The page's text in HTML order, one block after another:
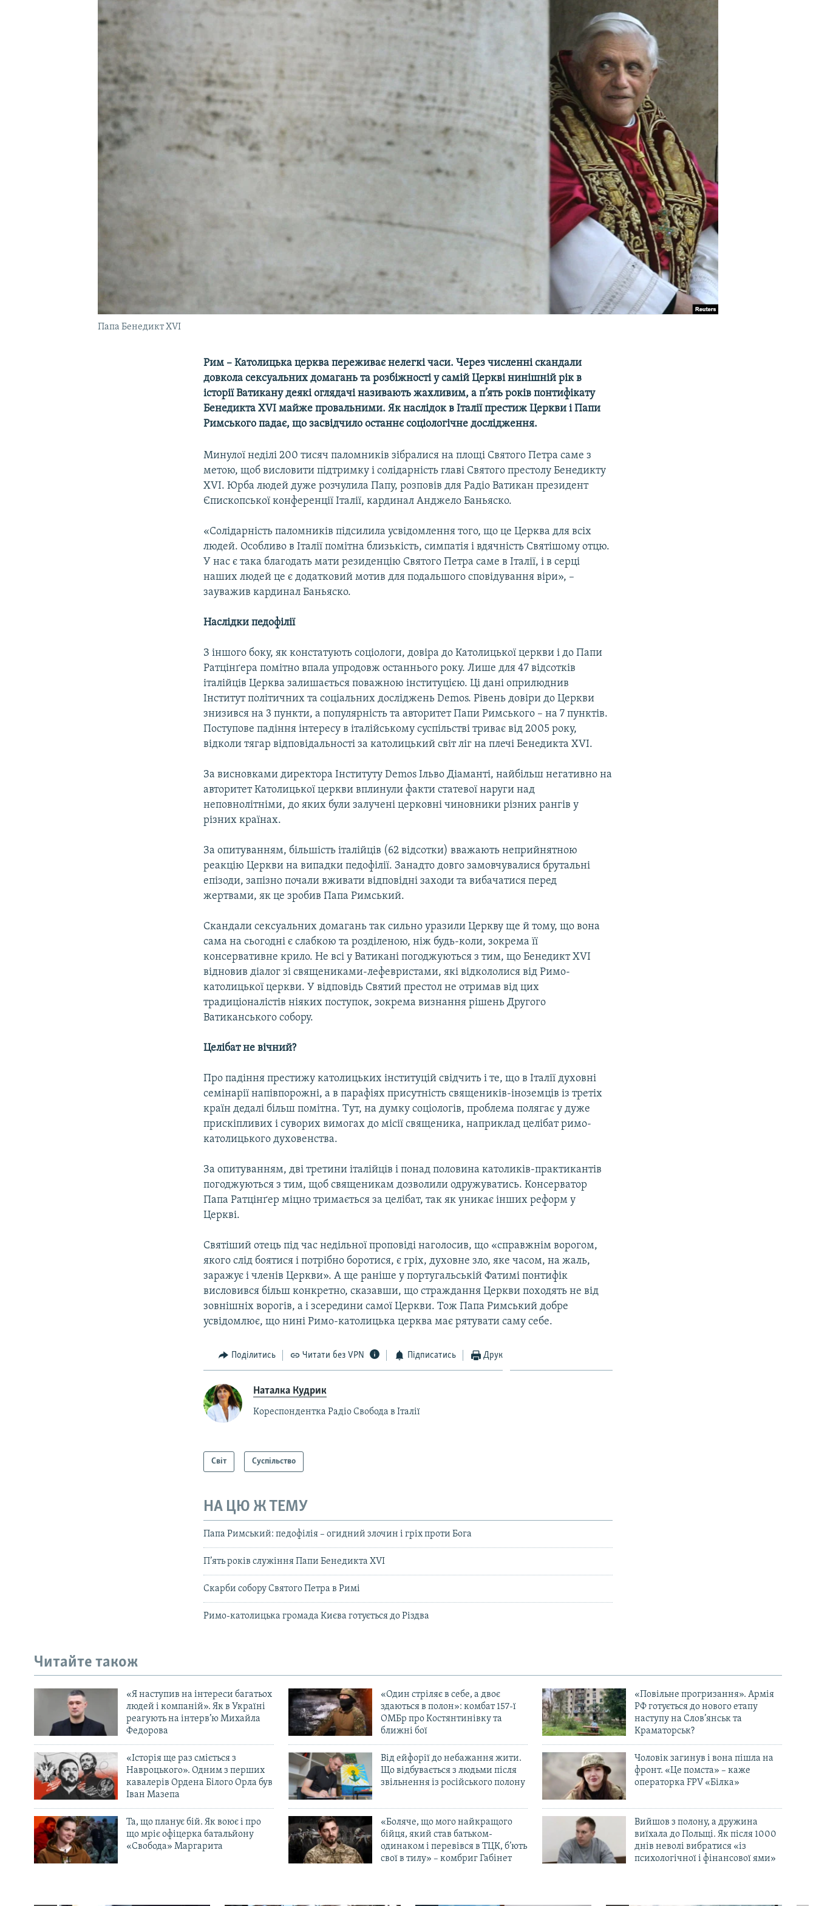
Папа Бенедикт XVI
Рим – Католицька церква переживає нелегкі часи. Через численні скандали
довкола сексуальних домагань та розбіжності у самій Церкві нинішній рік в
історії Ватикану деякі оглядачі називають жахливим, а п’ять років понтифікату
Бенедикта XVI майже провальними. Як наслідок в Італії престиж Церкви і Папи
Римського падає, що засвідчило останнє соціологічне дослідження.
Минулої неділі 200 тисяч паломників зібралися на площі Святого Петра саме з
метою, щоб висловити підтримку і солідарність главі Святого престолу Бенедикту
XVI. Юрба людей дуже розчулила Папу, розповів для Радіо Ватикан президент
Єпископської конференції Італії, кардинал Анджело Баньяско.
«Солідарність паломників підсилила усвідомлення того, що це Церква для всіх
людей. Особливо в Італії помітна близькість, симпатія і вдячність Святішому отцю.
У нас є така благодать мати резиденцію Святого Петра саме в Італії, і в серці
наших людей це є додатковий мотив для подальшого сповідування віри», –
зауважив кардинал Баньяско.
Наслідки педофілії
З іншого боку, як констатують соціологи, довіра до Католицької церкви і до Папи
Ратцінґера помітно впала упродовж останнього року. Лише для 47 відсотків
італійців Церква залишається поважною інституцією. Ці дані оприлюднив
Інститут політичних та соціальних досліджень Demos. Рівень довіри до Церкви
знизився на 3 пункти, а популярність та авторитет Папи Римського – на 7 пунктів.
Поступове падіння інтересу в італійському суспільстві триває від 2005 року,
відколи тягар відповідальності за католицький світ ліг на плечі Бенедикта XVI.
За висновками директора Інституту Demos Ільво Діаманті, найбільш негативно на
авторитет Католицької церкви вплинули факти статевої наруги над
неповнолітніми, до яких були залучені церковні чиновники різних рангів у
різних країнах.
За опитуванням, більшість італійців (62 відсотки) вважають неприйнятною
реакцію Церкви на випадки педофілії. Занадто довго замовчувалися брутальні
епізоди, запізно почали вживати відповідні заходи та вибачатися перед
жертвами, як це зробив Папа Римський.
Скандали сексуальних домагань так сильно уразили Церкву ще й тому, що вона
сама на сьогодні є слабкою та розділеною, ніж будь-коли, зокрема її
консервативне крило. Не всі у Ватикані погоджуються з тим, що Бенедикт XVI
відновив діалог зі священиками-лефевристами, які відкололися від Римо-
католицької церкви. У відповідь Святий престол не отримав від цих
традиціоналістів ніяких поступок, зокрема визнання рішень Другого
Ватиканського собору.
Целібат не вічний?
Про падіння престижу католицьких інституцій свідчить і те, що в Італії духовні
семінарії напівпорожні, а в парафіях присутність священиків-іноземців із третіх
країн дедалі більш помітна. Тут, на думку соціологів, проблема полягає у дуже
прискіпливих і суворих вимогах до місії священика, наприклад целібат римо-
католицького духовенства.
За опитуванням, дві третини італійців і понад половина католиків-практикантів
погоджуються з тим, щоб священикам дозволили одружуватись. Консерватор
Папа Ратцінґер міцно тримається за целібат, так як уникає інших реформ у
Церкві.
Святіший отець під час недільної проповіді наголосив, що «справжнім ворогом,
якого слід боятися і потрібно боротися, є гріх, духовне зло, яке часом, на жаль,
заражує і членів Церкви». А ще раніше у португальській Фатимі понтифік
висловився більш конкретно, сказавши, що страждання Церкви походять не від
зовнішніх ворогів, а і зсередини самої Церкви. Тож Папа Римський добре
усвідомлює, що нині Римо-католицька церква має рятувати саму себе.
Поділитись Читати без VPN Підписатись Друк
Наталка Кудрик
Кореспондентка Радіо Свобода в Італії
Світ Суспільство
НА ЦЮ Ж ТЕМУ
Папа Римський: педофілія – огидний злочин і гріх проти Бога
П’ять років служіння Папи Бенедикта XVI
Скарби собору Святого Петра в Римі
Римо-католицька громада Києва готується до Різдва
Читайте також
«Я наступив на інтереси багатьох
людей і компаній». Як в Україні
реагують на інтерв’ю Михайла
Федорова
«Один стріляє в себе, а двоє
здаються в полон»: комбат 157-ї
ОМБр про Костянтинівку та
ближні бої
«Повільне прогризання». Армія
РФ готується до нового етапу
наступу на Слов’янськ та
Краматорськ?
«Історія ще раз сміється з
Навроцького». Одним з перших
кавалерів Ордена Білого Орла був
Іван Мазепа
Від ейфорії до небажання жити.
Що відбувається з людьми після
звільнення із російського полону
Чоловік загинув і вона пішла на
фронт. «Це помста» – каже
операторка FPV «Білка»
Та, що планує бій. Як воює і про
що мріє офіцерка батальйону
«Свобода» Маргарита
«Боляче, що мого найкращого
бійця, який став батьком-
одинаком і перевівся в ТЦК, б’ють
свої в тилу» – комбриг Габінет
Вийшов з полону, а дружина
виїхала до Польщі. Як після 1000
днів неволі вибратися «із
психологічної і фінансової ями»